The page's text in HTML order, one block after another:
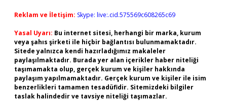
Reklam ve İletişim: Skype: live:.cid.575569c608265c69
Yasal Uyarı: Bu internet sitesi, herhangi bir marka, kurum
veya şahıs şirketi ile hiçbir bağlantısı bulunmamaktadır.
Sitede yalnızca kendi hazırladığımız makaleler
paylaşılmaktadır. Burada yer alan içerikler haber niteliği
taşımamakta olup, gerçek kurum ve kişiler hakkında
paylaşım yapılmamaktadır. Gerçek kurum ve kişiler ile isim
benzerlikleri tamamen tesadüfidir. Sitemizdeki bilgiler
taslak halindedir ve tavsiye niteliği taşımazlar.